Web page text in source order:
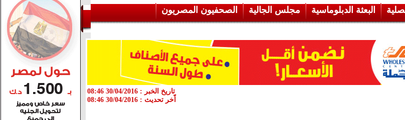
البعثة الدبلوماسية مجلس الجالية
الصحفيون المصريون
تاريخ الخبر : 30/04/2016 08:46
اّخر تحديث : 30/04/2016 08:46